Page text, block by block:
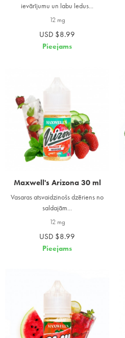
ievārījumu un labu ledus...
12 mg
USD $8.99
Pieejams
Maxwell's Arizona 30 ml
Vasaras atsvaidzinošs dzēriens no
saldajām...
12 mg
USD $8.99
Pieejams